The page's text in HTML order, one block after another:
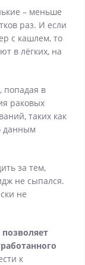
– меньше
раз. И если
с кашлем, то
в лёгких, на
попадая в
раковых
таких как
данным
за тем,
не сыпался.
не
к